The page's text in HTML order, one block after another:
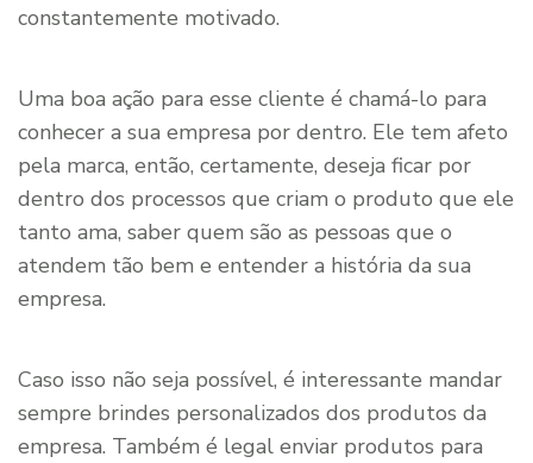
constantemente motivado.
Uma boa ação para esse cliente é chamá-lo para
conhecer a sua empresa por dentro. Ele tem afeto
pela marca, então, certamente, deseja ficar por
dentro dos processos que criam o produto que ele
tanto ama, saber quem são as pessoas que o
atendem tão bem e entender a história da sua
empresa.
Caso isso não seja possível, é interessante mandar
sempre brindes personalizados dos produtos da
empresa. Também é legal enviar produtos para